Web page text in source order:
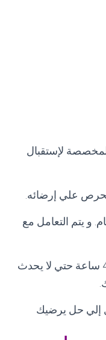
لإستقبال
نحرص علي إرضائه
العام. و يتم التعامل مع
تنبيه هام يرجي عند إبلاغك للشكوي عدم تكرار الشكوي في خلال مده الحل و هي 48 ساعة حتي لا يحدث
إلي حل يرضيك